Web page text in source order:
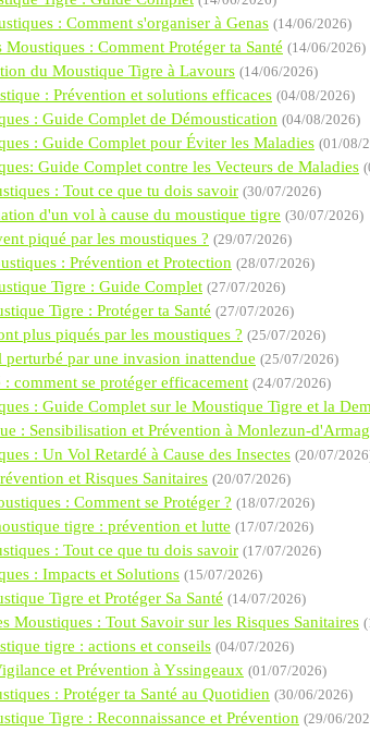
: Comment s'organiser à Genas (14/06/2026)
: Comment Protéger ta Santé (14/06/2026)
du Moustique Tigre à Lavours (14/06/2026)
: Prévention et solutions efficaces (04/08/2026)
: Guide Complet de Démoustication (04/08/2026)
: Guide Complet pour Éviter les Maladies (01/08/
Guide Complet contre les Vecteurs de Maladies
: Tout ce que tu dois savoir (30/07/2026)
d'un vol à cause du moustique tigre (30/07/2026)
piqué par les moustiques ? (29/07/2026)
: Prévention et Protection (28/07/2026)
Tigre : Guide Complet (27/07/2026)
Tigre : Protéger ta Santé (27/07/2026)
plus piqués par les moustiques ? (25/07/2026)
par une invasion inattendue (25/07/2026)
: comment se protéger efficacement (24/07/2026)
: Guide Complet sur le Moustique Tigre et la
: Sensibilisation et Prévention à Monlezun-
: Un Vol Retardé à Cause des Insectes (20/07/
et Risques Sanitaires (20/07/2026)
: Comment se Protéger ? (18/07/2026)
tigre : prévention et lutte (17/07/2026)
: Tout ce que tu dois savoir (17/07/2026)
: Impacts et Solutions (15/07/2026)
Tigre et Protéger Sa Santé (14/07/2026)
Moustiques : Tout Savoir sur les Risques Sanitaires
tigre : actions et conseils (04/07/2026)
et Prévention à Yssingeaux (01/07/2026)
: Protéger ta Santé au Quotidien (30/06/2026)
Tigre : Reconnaissance et Prévention (29/06/